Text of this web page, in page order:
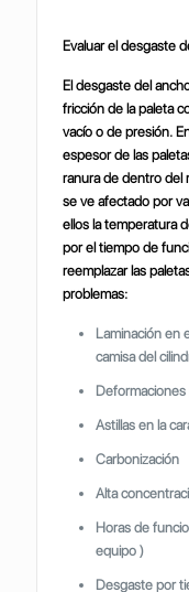
Evaluar el desgaste
El desgaste del
fricción de la paleta
vacío o de presión.
espesor de las
ranura de dentro del
se ve afectado por
ellos la temperatura
por el tiempo de
reemplazar las
problemas:
Laminación en
camisa del
Astillas en la
Carbonización
Alta
Horas de
equipo )
Desgaste por